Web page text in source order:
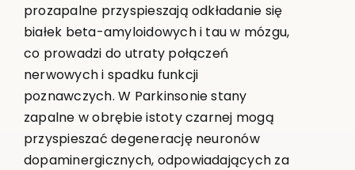
prozapalne przyspieszają odkładanie się
białek beta-amyloidowych i tau w mózgu,
co prowadzi do utraty połączeń
nerwowych i spadku funkcji
poznawczych. W Parkinsonie stany
zapalne w obrębie istoty czarnej mogą
przyspieszać degenerację neuronów
dopaminergicznych, odpowiadających za